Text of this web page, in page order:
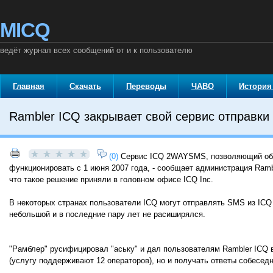
MICQ
ведёт журнал всех сообщений от и к пользователю
Главная Скачать Переводы ЧАВО
Rambler ICQ закрывает свой сервис
(0) Сервис ICQ 2WAYSMS, позволяющий
функционировать с 1 июня 2007 года, - сообщает администрация
что такое решение приняли в головном офисе ICQ Inc.
В некоторых странах пользователи ICQ могут отправлять SMS из
небольшой и в последние пару лет не расиширялся.
"Рамблер" русифицировал "аську" и дал пользователям Rambler
(услугу поддерживают 12 операторов), но и получать ответы